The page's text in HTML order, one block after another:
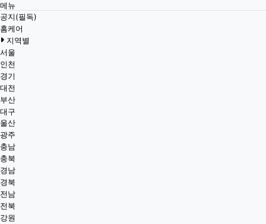
메뉴
공지(필독)
홈케어
지역별
서울
인천
경기
대전
부산
대구
울산
광주
충남
충북
경남
경북
전남
전북
강원